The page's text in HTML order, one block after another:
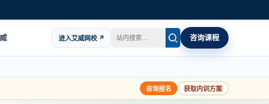
进入艾威网校 ↗ 咨询课程
咨询报名 获取内训方案